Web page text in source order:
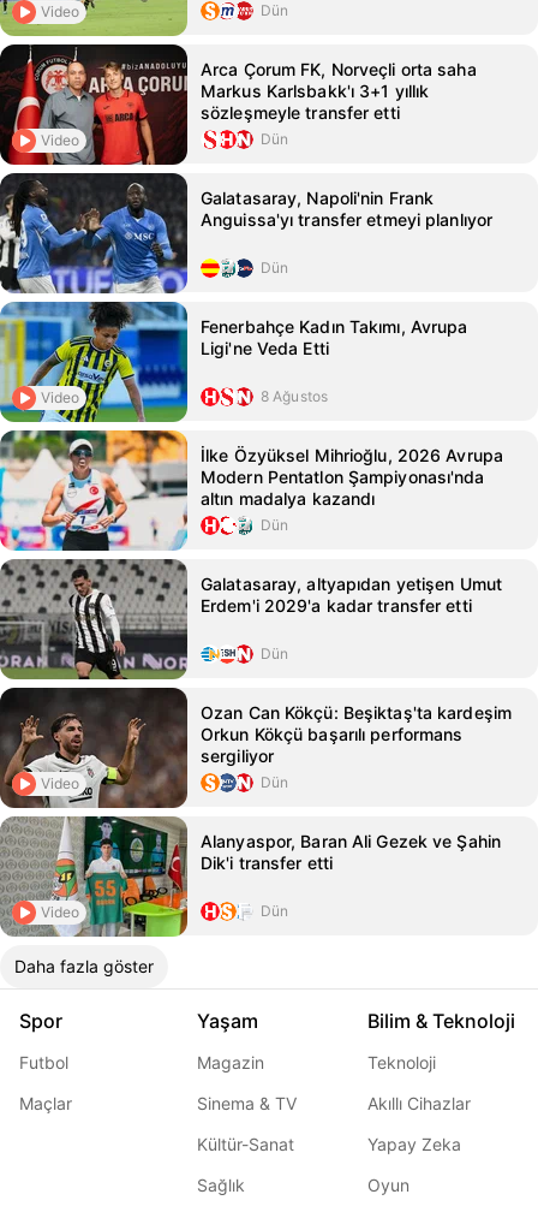
Video Dün
Video
Arca Çorum FK, Norveçli orta saha
Markus Karlsbakk'ı 3+1 yıllık
sözleşmeyle transfer etti
Dün
Galatasaray, Napoli'nin Frank
Anguissa'yı transfer etmeyi planlıyor
Dün
Video
Fenerbahçe Kadın Takımı, Avrupa
Ligi'ne Veda Etti
8 Ağustos
İlke Özyüksel Mihrioğlu, 2026 Avrupa
Modern Pentatlon Şampiyonası'nda
altın madalya kazandı
Dün
Galatasaray, altyapıdan yetişen Umut
Erdem'i 2029'a kadar transfer etti
Dün
Video
Ozan Can Kökçü: Beşiktaş'ta kardeşim
Orkun Kökçü başarılı performans
sergiliyor
Dün
Video
Alanyaspor, Baran Ali Gezek ve Şahin
Dik'i transfer etti
Dün
Daha fazla göster
Spor
Futbol
Maçlar
Yaşam
Magazin
Sinema & TV
Kültür-Sanat
Sağlık
Bilim & Teknoloji
Teknoloji
Akıllı Cihazlar
Yapay Zeka
Oyun